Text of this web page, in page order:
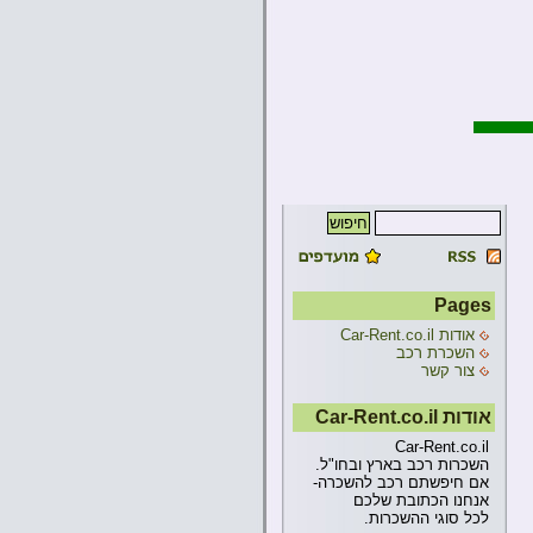
Pages
אודות Car-Rent.co.il
השכרת רכב
צור קשר
אודות Car-Rent.co.il
Car-Rent.co.il
השכרות רכב בארץ ובחו"ל.
אם חיפשתם רכב להשכרה-
אנחנו הכתובת שלכם
לכל סוגי ההשכרות.